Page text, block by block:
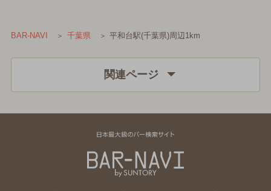
BAR-NAVI 千葉県 平和台駅(千葉県)周辺1km
関連ページ